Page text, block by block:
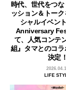
時代、世代をつ
ッション＆トー
シャルイベン
Anniversary
て、人気コンテ
組』タマとのコ
決定！
LIFE